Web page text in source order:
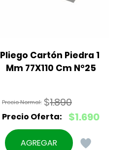
Pliego Cartón Piedra 1
Mm 77X110 Cm N°25
$1.890
El
precio
original
$1.690
El
precio
AGREGAR